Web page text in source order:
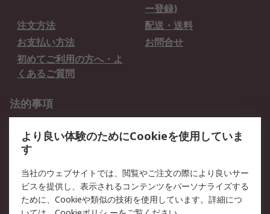
ー登録)
注文方法
配送・送料
お支払い方法
お問合せ
初めてご利用の方へ・よ
くあるご質問
法的事項
クッキーポリシー
RSについて
会社概要
採用情報
より良い体験のためにCookieを使用していま
す
当社のウェブサイトでは、閲覧やご注文の際により良いサー
ビスを提供し、表示されるコンテンツをパーソナライズする
ために、Cookieや類似の技術を使用しています。詳細につ